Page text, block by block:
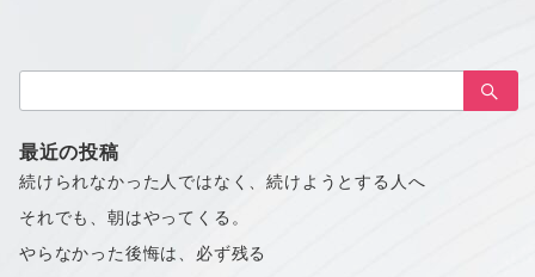
ー
ジ
送
り
索：
最近の投稿
続けられなかった人ではなく、続けようとする人へ
それでも、朝はやってくる。
やらなかった後悔は、必ず残る